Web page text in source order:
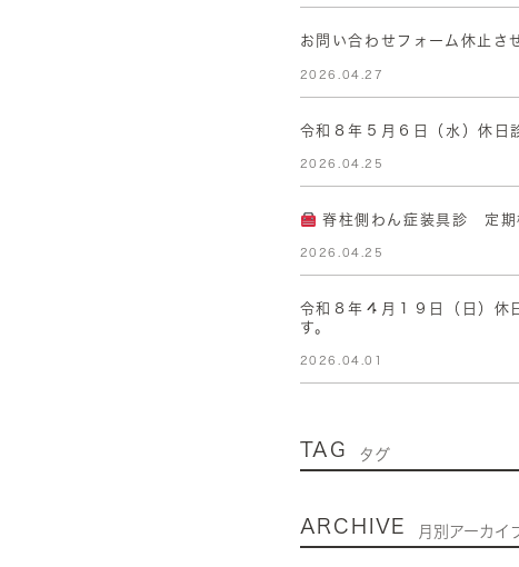
お問い合わせフォーム休止さ
2026.04.27
令和８年５月６日（水）休日
2026.04.25
脊柱側わん症装具診 定期
2026.04.25
令和８年４月１９日（日）休
す。
2026.04.01
TAG タグ
ARCHIVE 月別アーカイ